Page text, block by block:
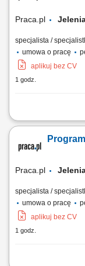
Praca.pl
specjalista /
umowa o pracę
aplikuj bez CV
1 godz.
Opis stanowiska
na architekturze
wymaganiami
Praca.pl
specjalista /
umowa o pracę
aplikuj bez CV
1 godz.